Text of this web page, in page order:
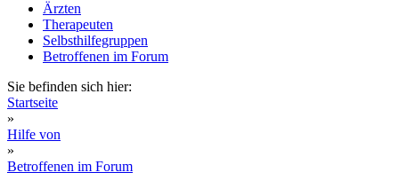
Ärzten
Therapeuten
Selbsthilfegruppen
Betroffenen im Forum
Sie befinden sich hier:
Startseite
»
Hilfe von
»
Betroffenen im Forum